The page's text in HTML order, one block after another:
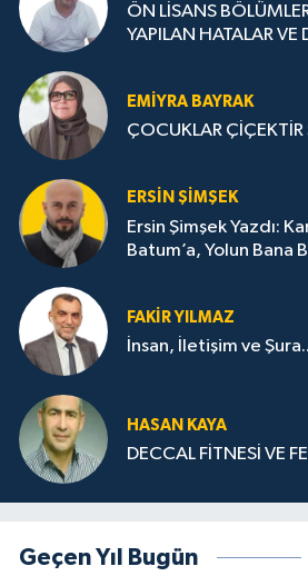
ÖN LİSANS
YAPILAN HATALAR VE
EMIYRA BAYRAK
ÇOCUKLAR
ERSIN ŞIMŞEK
Ersin Şimşek Yazdı:
Batum’a, Yolun Bana
FAKIR YILMAZ
İnsan, İletişim ve Şura..
HASAN KAYA
DECCAL FİTNESİ VE
Geçen Yıl Bugün